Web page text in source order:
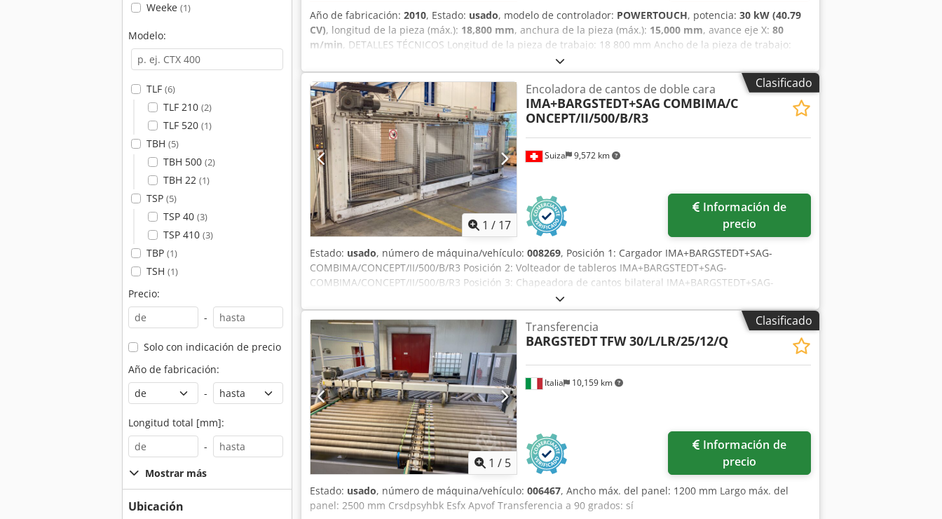
Weeke (1)
Modelo:
TLF (6)
TLF 210 (2)
TLF 520 (1)
TBH (5)
TBH 500 (2)
TBH 22 (1)
TSP (5)
TSP 40 (3)
TSP 410 (3)
TBP (1)
TSH (1)
Precio:
-
Solo con indicación de precio
Año de fabricación:
-
Longitud total [mm]:
-
Mostrar más
Ubicación
Año de fabricación: 2010, Estado: usado, modelo de controlador: POWERTOUCH, potencia: 30 kW (40.79
CV), longitud de la pieza (máx.): 18,800 mm, anchura de la pieza (máx.): 15,000 mm, avance eje X: 80
m/min, DETALLES TÉCNICOS Longitud de la pieza de trabajo: 18 800 mm Ancho de la pieza de trabajo:
15 000 mm Longitud mínima de la placa: 2 000 mm Longitud máxima de la placa: 4 300 mm Ancho mínimo
de la placa: 800 mm Ancho máximo de la placa: 2 200 mm Velocidad máxima de avance: 80 m/min
DETALLES DE LA MÁQUINA Sistema de control: POWERTOUCH Potencia total de conexión: 30 kW
EQUIPAMIENTO Marcado CE Crjdpfx Apezmtmnevof La máquina se vende y se entrega en su estado actual
y legal («tal como se ve y se encuentra»), basándose en la documentación fotográfica y en los documentos
técnicos y comerciales de carácter descriptivo. El comprador tiene derecho a inspeccionar la mercancía
antes de la recogida y asume la responsabilidad de la instalación, el aseguramiento y el uso de la
máquina en el lugar de destino. Referencia externa: 5107
Clasificado
1 / 17
Suiza 9,572 km
Encoladora de cantos de doble cara
IMA+BARGSTEDT+SAG COMBIMA/C
ONCEPT/II/500/B/R3
precio
Estado: usado, número de máquina/vehículo: 008269, Posición 1: Cargador IMA+BARGSTEDT+SAG-
COMBIMA/CONCEPT/II/500/B/R3 Posición 2: Volteador de tableros IMA+BARGSTEDT+SAG-
COMBIMA/CONCEPT/II/500/B/R3 Posición 3: Chapeadora de cantos bilateral IMA+BARGSTEDT+SAG-
COMBIMA/CONCEPT/II/500/B/R3 Posición 4: Volteador de tableros IMA+BARGSTEDT+SAG-
COMBIMA/CONCEPT/II/500/B/R3 Posición 5: Descargador IMA+BARGSTEDT+SAG-
COMBIMA/CONCEPT/II/500/B/R3 Cjdpox A Hggsfx Apverf
Clasificado
1 / 5
Italia 10,159 km
Transferencia
BARGSTEDTTFW 30/L/LR/25/12/Q
precio
Estado: usado, número de máquina/vehículo: 006467, Ancho máx. del panel: 1200 mm Largo máx. del
panel: 2500 mm Crsdpsyhbk Esfx Apvof Transferencia a 90 grados: sí